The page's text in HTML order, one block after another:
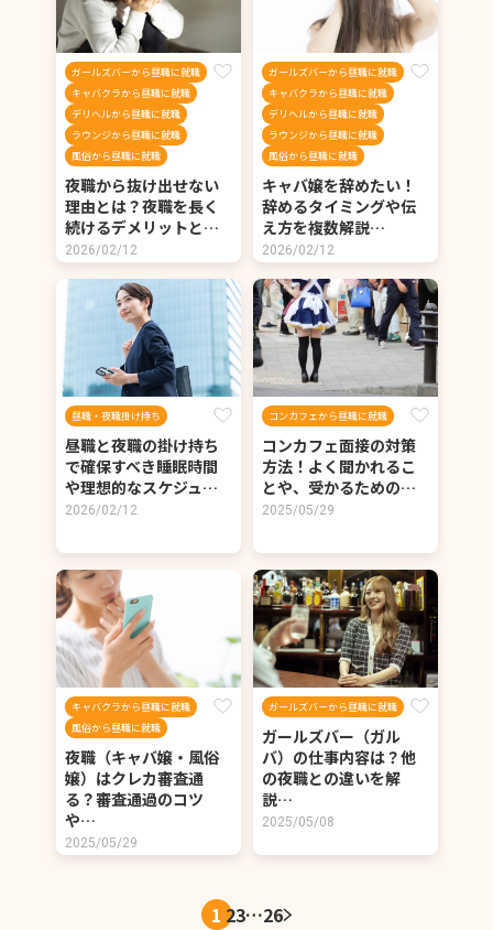
ガールズバーから昼職に就職
キャバクラから昼職に就職
デリヘルから昼職に就職
ラウンジから昼職に就職
風俗から昼職に就職
夜職から抜け出せない
理由とは？夜職を長く
続けるデメリットと…
2026/02/12
ガールズバーから昼職に就職
キャバクラから昼職に就職
デリヘルから昼職に就職
ラウンジから昼職に就職
風俗から昼職に就職
キャバ嬢を辞めたい！
辞めるタイミングや伝
え方を複数解説…
2026/02/12
昼職・夜職掛け持ち
昼職と夜職の掛け持ち
で確保すべき睡眠時間
や理想的なスケジュ…
2026/02/12
コンカフェから昼職に就職
コンカフェ面接の対策
方法！よく聞かれるこ
とや、受かるための…
2025/05/29
キャバクラから昼職に就職
風俗から昼職に就職
夜職（キャバ嬢・風俗
嬢）はクレカ審査通
る？審査通過のコツ
や…
2025/05/29
ガールズバーから昼職に就職
ガールズバー（ガル
バ）の仕事内容は？他
の夜職との違いを解
説…
2025/05/08
1 23…26